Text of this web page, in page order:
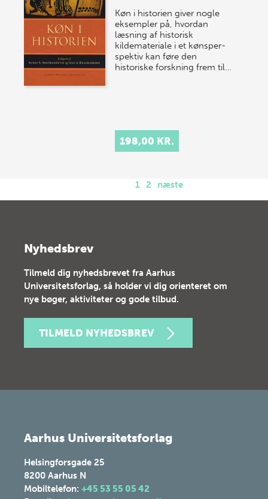
Køn i historien giver nogle
eksempler på, hvordan
læsning af historisk
kildemateriale i et køns­per­
spektiv kan føre den
historiske forskning frem til…
198,00 KR.
1 2 næste
Nyhedsbrev
Tilmeld dig nyhedsbrevet fra Aarhus
Universitetsforlag, så holder vi dig orienteret om
nye bøger, aktiviteter og gode tilbud.
TILMELD NYHEDSBREV
Aarhus Universitetsforlag
Helsingforsgade 25
8200 Aarhus N
Mobiltelefon: +45 53 55 05 42